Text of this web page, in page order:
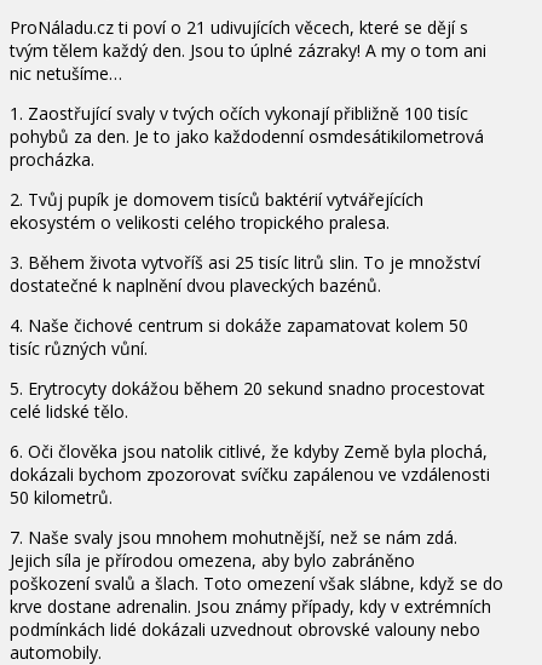
ProNáladu.cz ti poví o 21 udivujících věcech, které se dějí s
tvým tělem každý den. Jsou to úplné zázraky! A my o tom ani
nic netušíme…
1. Zaostřující svaly v tvých očích vykonají přibližně 100 tisíc
pohybů za den. Je to jako každodenní osmdesátikilometrová
procházka.
2. Tvůj pupík je domovem tisíců baktérií vytvářejících
ekosystém o velikosti celého tropického pralesa.
3. Během života vytvoříš asi 25 tisíc litrů slin. To je množství
dostatečné k naplnění dvou plaveckých bazénů.
4. Naše čichové centrum si dokáže zapamatovat kolem 50
tisíc různých vůní.
5. Erytrocyty dokážou během 20 sekund snadno procestovat
celé lidské tělo.
6. Oči člověka jsou natolik citlivé, že kdyby Země byla plochá,
dokázali bychom zpozorovat svíčku zapálenou ve vzdálenosti
50 kilometrů.
7. Naše svaly jsou mnohem mohutnější, než se nám zdá.
Jejich síla je přírodou omezena, aby bylo zabráněno
poškození svalů a šlach. Toto omezení však slábne, když se do
krve dostane adrenalin. Jsou známy případy, kdy v extrémních
podmínkách lidé dokázali uzvednout obrovské valouny nebo
automobily.